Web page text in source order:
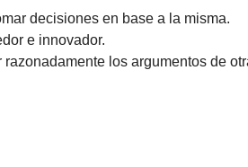
decisiones en base a la misma.
e innovador.
los argumentos de